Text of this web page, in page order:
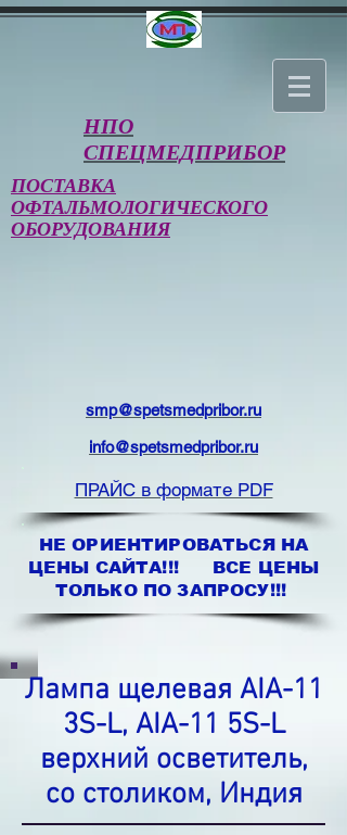
НПО
СПЕЦМЕДПРИБОР
ПОСТАВКА
ОФТАЛЬМОЛОГИЧЕСКОГО
ОБОРУДОВАНИЯ
smp@spetsmedpribor.ru
info@spetsmedpribor.ru
ПРАЙС в формате PDF
НЕ ОРИЕНТИРОВАТЬСЯ НА
ЦЕНЫ САЙТА!!! ВСЕ ЦЕНЫ
ТОЛЬКО ПО ЗАПРОСУ!!!
Лампа щелевая AIA-11
3S-L, AIA-11 5S-L
верхний осветитель,
со столиком, Индия